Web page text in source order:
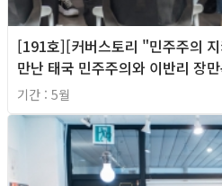
[191호][커버스토리 "민주주의
만난 태국 민주주의와 이반리 장
기간 : 5월